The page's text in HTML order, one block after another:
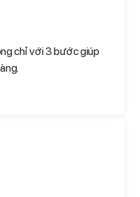
chỉ với 3 bước giúp